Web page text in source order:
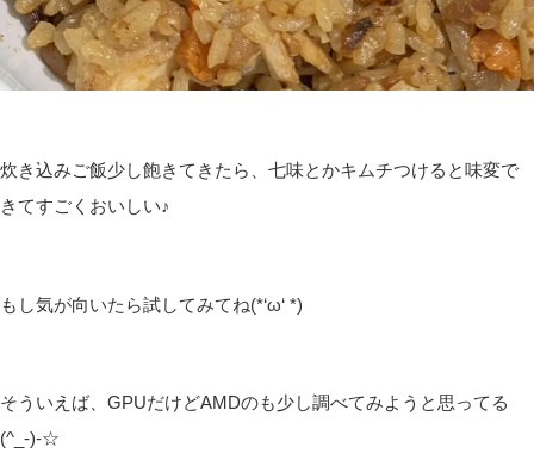
炊き込みご飯少し飽きてきたら、七味とかキムチつけると味変で
きてすごくおいしい♪
もし気が向いたら試してみてね(*‘ω‘ *)
そういえば、GPUだけどAMDのも少し調べてみようと思ってる
(^_-)-☆